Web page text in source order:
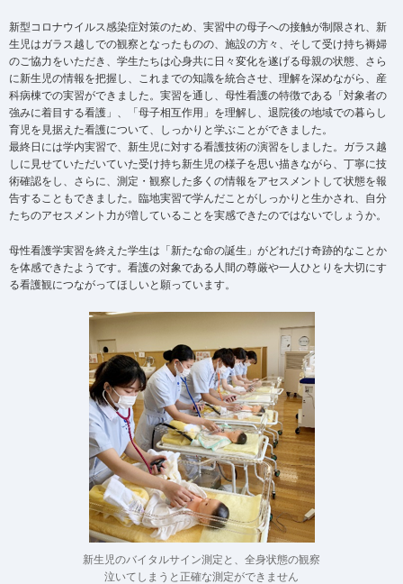
新型コロナウイルス感染症対策のため、実習中の母子への接触が制限され、新
生児はガラス越しでの観察となったものの、施設の方々、そして受け持ち褥婦
のご協力をいただき、学生たちは心身共に日々変化を遂げる母親の状態、さら
に新生児の情報を把握し、これまでの知識を統合させ、理解を深めながら、産
科病棟での実習ができました。実習を通し、母性看護の特徴である「対象者の
強みに着目する看護」、「母子相互作用」を理解し、退院後の地域での暮らし
育児を見据えた看護について、しっかりと学ぶことができました。
最終日には学内実習で、新生児に対する看護技術の演習をしました。ガラス越
しに見せていただいていた受け持ち新生児の様子を思い描きながら、丁寧に技
術確認をし、さらに、測定・観察した多くの情報をアセスメントして状態を報
告することもできました。臨地実習で学んだことがしっかりと生かされ、自分
たちのアセスメント力が増していることを実感できたのではないでしょうか。
母性看護学実習を終えた学生は「新たな命の誕生」がどれだけ奇跡的なことか
を体感できたようです。看護の対象である人間の尊厳や一人ひとりを大切にす
る看護観につながってほしいと願っています。
新生児のバイタルサイン測定と、全身状態の観察
泣いてしまうと正確な測定ができません